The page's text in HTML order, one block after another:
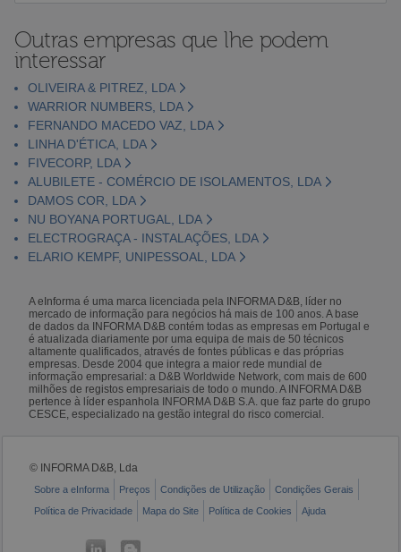
Outras empresas que lhe podem
interessar
OLIVEIRA & PITREZ, LDA
WARRIOR NUMBERS, LDA
FERNANDO MACEDO VAZ, LDA
LINHA D'ÉTICA, LDA
FIVECORP, LDA
ALUBILETE - COMÉRCIO DE ISOLAMENTOS, LDA
DAMOS COR, LDA
NU BOYANA PORTUGAL, LDA
ELECTROGRAÇA - INSTALAÇÕES, LDA
ELARIO KEMPF, UNIPESSOAL, LDA
A eInforma é uma marca licenciada pela INFORMA D&B, líder no
mercado de informação para negócios há mais de 100 anos. A base
de dados da INFORMA D&B contém todas as empresas em Portugal e
é atualizada diariamente por uma equipa de mais de 50 técnicos
altamente qualificados, através de fontes públicas e das próprias
empresas. Desde 2004 que integra a maior rede mundial de
informação empresarial: a D&B Worldwide Network, com mais de 600
milhões de registos empresariais de todo o mundo. A INFORMA D&B
pertence à líder espanhola INFORMA D&B S.A. que faz parte do grupo
CESCE, especializado na gestão integral do risco comercial.
© INFORMA D&B, Lda
Sobre a eInforma Preços Condições de Utilização
Condições Gerais
Política de Privacidade
Mapa do Site Política de Cookies Ajuda